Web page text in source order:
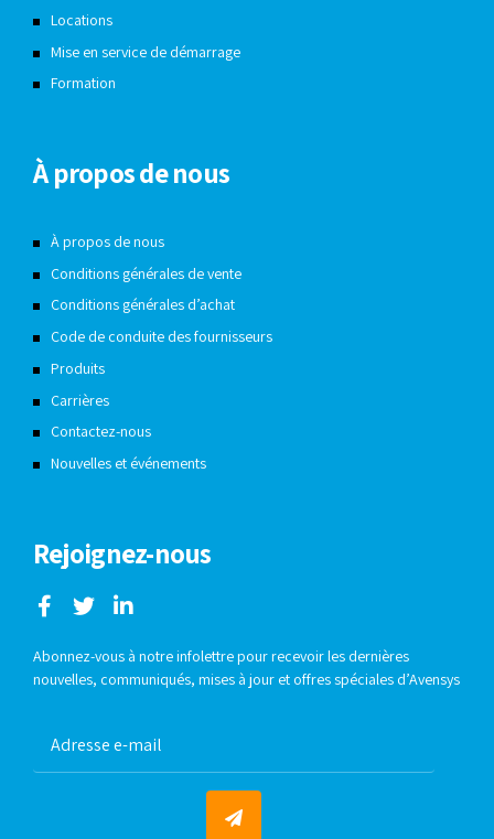
Locations
Mise en service de démarrage
Formation
À propos de nous
À propos de nous
Conditions générales de vente
Conditions générales d’achat
Code de conduite des fournisseurs
Produits
Carrières
Contactez-nous
Nouvelles et événements
Rejoignez-nous
Abonnez-vous à notre infolettre pour recevoir les dernières
nouvelles, communiqués, mises à jour et offres spéciales d’Avensys